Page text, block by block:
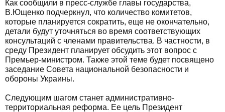
Как сообщили в пресс-службе главы государства,
В.Ющенко подчеркнул, что количество комитетов,
которые планируется сократить, еще не окончательно,
детали будут уточняться во время соответствующих
консультаций с членами правительства. В частности, в
среду Президент планирует обсудить этот вопрос с
Премьер-министром. Также этой теме будет посвящено
заседание Совета национальной безопасности и
обороны Украины.
Следующим шагом станет административно-
территориальная реформа. Ее цель Президент